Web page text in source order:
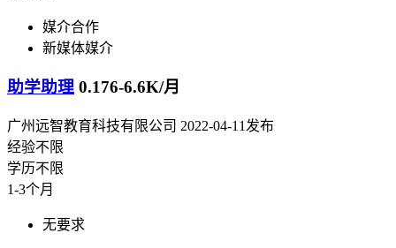
媒介合作
新媒体媒介
助学助理 0.176-6.6K/月
广州远智教育科技有限公司 2022-04-11发布
经验不限
学历不限
1-3个月
无要求